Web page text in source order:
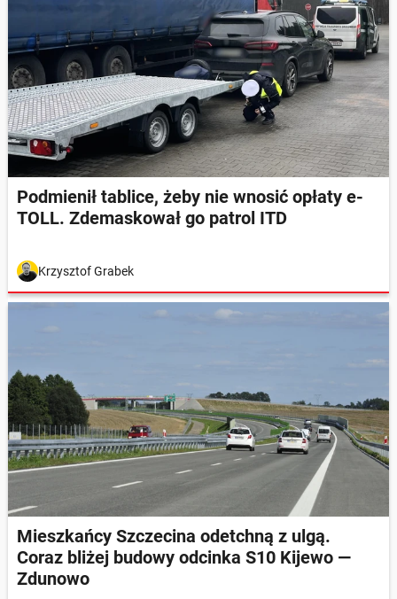
Podmienił tablice, żeby nie wnosić opłaty e-
TOLL. Zdemaskował go patrol ITD
Krzysztof Grabek
Mieszkańcy Szczecina odetchną z ulgą.
Coraz bliżej budowy odcinka S10 Kijewo —
Zdunowo